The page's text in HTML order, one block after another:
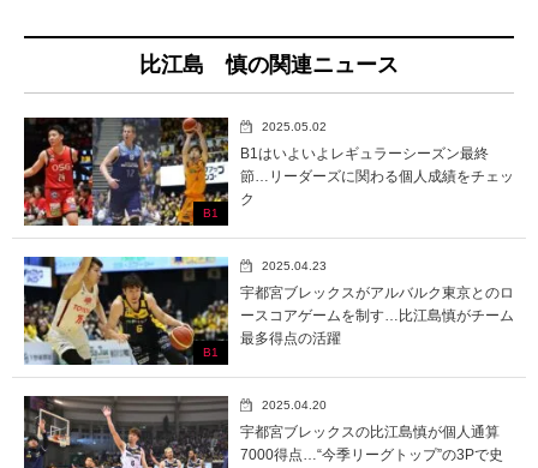
比江島 慎の関連ニュース
B1
2025.05.02
B1はいよいよレギュラーシーズン最終
節…リーダーズに関わる個人成績をチェッ
ク
B1
2025.04.23
宇都宮ブレックスがアルバルク東京とのロ
ースコアゲームを制す…比江島慎がチーム
最多得点の活躍
2025.04.20
宇都宮ブレックスの比江島慎が個人通算
7000得点…“今季リーグトップ”の3Pで史